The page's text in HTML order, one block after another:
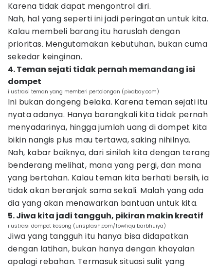
Karena tidak dapat mengontrol diri.
Nah, hal yang seperti ini jadi peringatan untuk kita.
Kalau membeli barang itu haruslah dengan
prioritas. Mengutamakan kebutuhan, bukan cuma
sekedar keinginan.
4. Teman sejati tidak pernah memandang isi
dompet
ilustrasi teman yang memberi pertolongan (pixabay.com)
Ini bukan dongeng belaka. Karena teman sejati itu
nyata adanya. Hanya barangkali kita tidak pernah
menyadarinya, hingga jumlah uang di dompet kita
bikin nangis plus mau tertawa, saking nihilnya.
Nah, kabar baiknya, dari sinilah kita dengan terang
benderang melihat, mana yang pergi, dan mana
yang bertahan. Kalau teman kita berhati bersih, ia
tidak akan beranjak sama sekali. Malah yang ada
dia yang akan menawarkan bantuan untuk kita.
5. Jiwa kita jadi tangguh, pikiran makin kreatif
ilustrasi dompet kosong (unsplash.com/Towfiqu barbhuiya)
Jiwa yang tangguh itu hanya bisa didapatkan
dengan latihan, bukan hanya dengan khayalan
apalagi rebahan. Termasuk situasi sulit yang